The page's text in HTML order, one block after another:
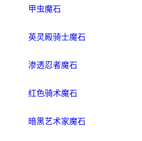
甲虫魔石
英灵殿骑士魔石
渗透忍者魔石
红色骑术魔石
暗黑艺术家魔石